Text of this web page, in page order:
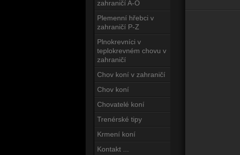
zahraničí A-O
Plemenní hřebci v
zahraničí P-Z
Plnokrevníci v
teplokrevném chovu v
zahraničí
Chov koní v zahraničí
Chov koní
Chovatelé koní
Trenérské tipy
Krmení koní
Kontakt ...